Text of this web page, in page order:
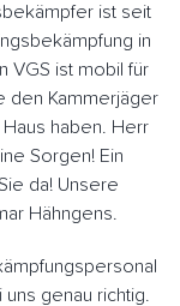
ist seit
in
VGS ist mobil für
den Kammerjäger
haben. Herr
Sorgen! Ein
da! Unsere
Hähngens.
genau richtig.